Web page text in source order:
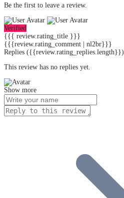
Be the first to leave a review.
Verified
{{{ review.rating_title }}}
{{{review.rating_comment | nl2br}}}
Replies ({{review.rating_replies.length}})
This review has no replies yet.
Show more